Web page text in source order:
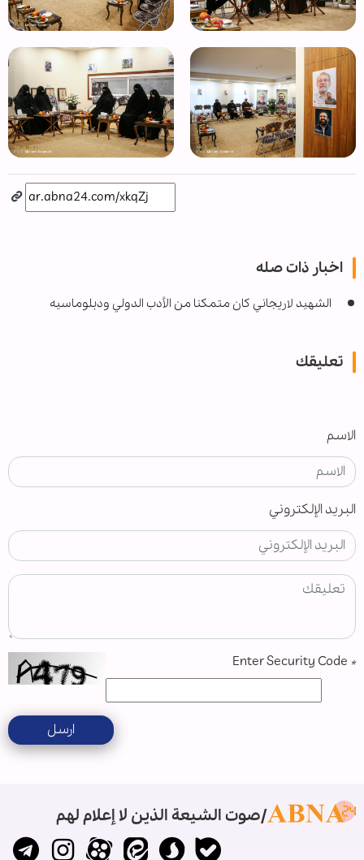
اخبار ذات صله
الشهيد لاريجاني كان متمكنا من الأدب الدولي ودبلوماسيه
تعليقك
الاسم
البريد الإلكتروني
*
ارسل
صوت الشيعة الذين لا إعلام لهم